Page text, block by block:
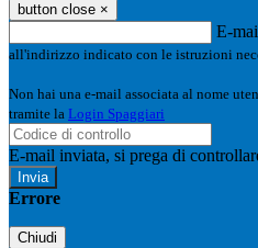
button close ×
E-
all'indirizzo indicato con le istruzioni
Non hai una e-mail associata al nome
tramite la Login Spaggiari
E-mail inviata, si prega di
Errore
Chiudi